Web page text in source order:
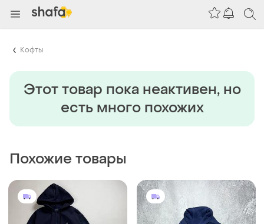
Кофты
Этот товар пока неактивен, но
есть много похожих
Похожие товары